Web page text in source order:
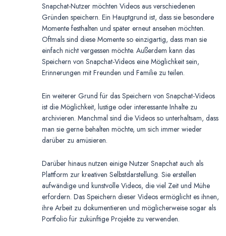
Snapchat-Nutzer möchten Videos aus verschiedenen
Gründen speichern. Ein Hauptgrund ist, dass sie besondere
Momente festhalten und später erneut ansehen möchten.
Oftmals sind diese Momente so einzigartig, dass man sie
einfach nicht vergessen möchte. Außerdem kann das
Speichern von Snapchat-Videos eine Möglichkeit sein,
Erinnerungen mit Freunden und Familie zu teilen.
Ein weiterer Grund für das Speichern von Snapchat-Videos
ist die Möglichkeit, lustige oder interessante Inhalte zu
archivieren. Manchmal sind die Videos so unterhaltsam, dass
man sie gerne behalten möchte, um sich immer wieder
darüber zu amüsieren.
Darüber hinaus nutzen einige Nutzer Snapchat auch als
Plattform zur kreativen Selbstdarstellung. Sie erstellen
aufwändige und kunstvolle Videos, die viel Zeit und Mühe
erfordern. Das Speichern dieser Videos ermöglicht es ihnen,
ihre Arbeit zu dokumentieren und möglicherweise sogar als
Portfolio für zukünftige Projekte zu verwenden.